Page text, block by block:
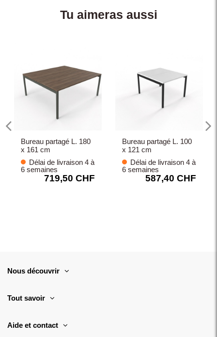
Tu aimeras aussi
Bureau partagé L. 180
x 161 cm
Délai de livraison 4 à
6 semaines
719,50 CHF
Bureau partagé L. 100
x 121 cm
Délai de livraison 4 à
6 semaines
587,40 CHF
Nous découvrir
Tout savoir
Aide et contact